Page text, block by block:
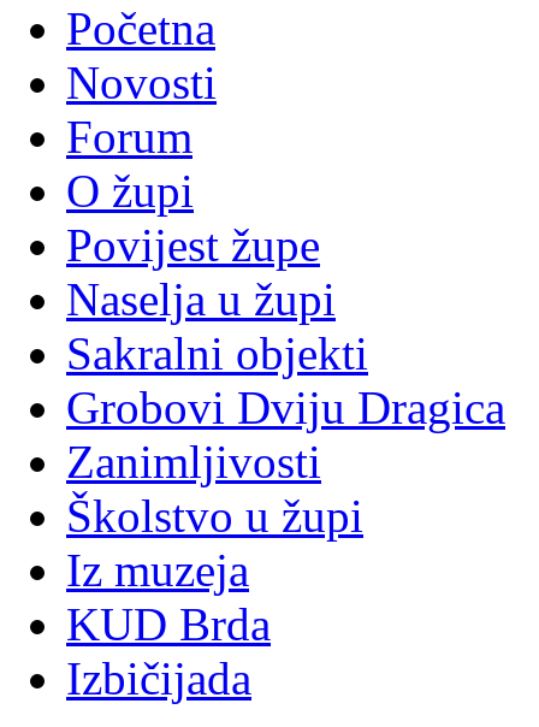
Početna
Novosti
Forum
O župi
Povijest župe
Naselja u župi
Sakralni objekti
Grobovi Dviju Dragica
Zanimljivosti
Školstvo u župi
Iz muzeja
KUD Brda
Izbičijada